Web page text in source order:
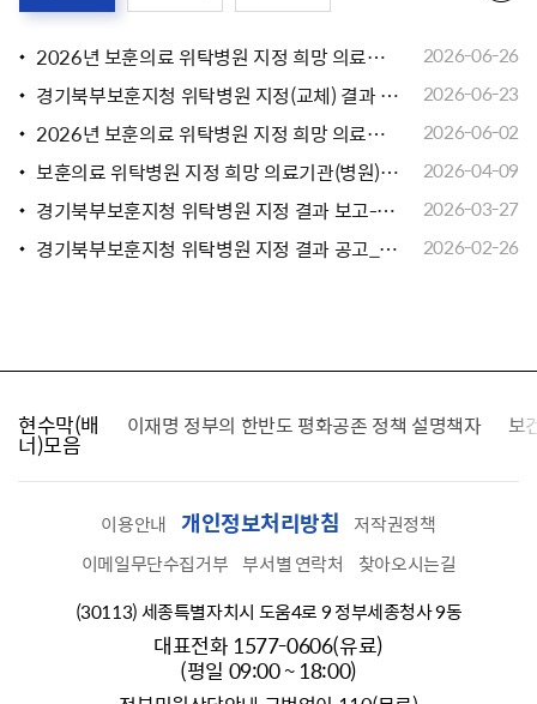
2026년 보훈의료 위탁병원 지정 희망 의료기관(의원급) 재공개모집 2026-06-26
경기북부보훈지청 위탁병원 지정(교체) 결과 공고-고양시 (병원) 2026-06-23
2026년 보훈의료 위탁병원 지정 희망 의료기관(의원급 및 요양병원) 공개모집 2026-06-02
보훈의료 위탁병원 지정 희망 의료기관(병원) 공개모집(경기도 고양시) 2026-04-09
경기북부보훈지청 위탁병원 지정 결과 보고-남양주시 2026-03-27
경기북부보훈지청 위탁병원 지정 결과 공고_(가평군,고양시) 2026-02-26
현수막(배
너)모음
찾습니다 이재명 정부의 한반도 평화공존 정책 설명책자 보
이용안내 개인정보처리방침
저작권정책
이메일무단수집거부 부서별 연락처
찾아오시는길
(30113) 세종특별자치시 도움4로 9 정부세종청사 9동
대표전화 1577-0606(유료)
(평일 09:00 ~ 18:00)